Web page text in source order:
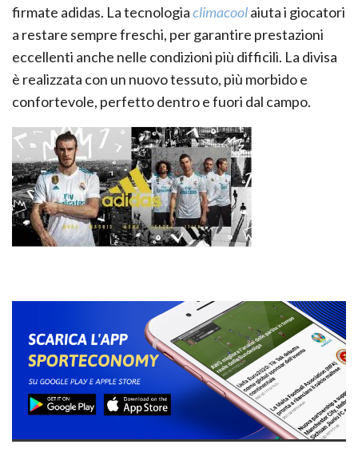
firmate adidas. La tecnologiaclimacoolaiuta i giocatori
a restare sempre freschi, per garantire prestazioni
eccellenti anche nelle condizioni più difficili. La divisa
è realizzata con un nuovo tessuto, più morbido e
confortevole, perfetto dentro e fuori dal campo.